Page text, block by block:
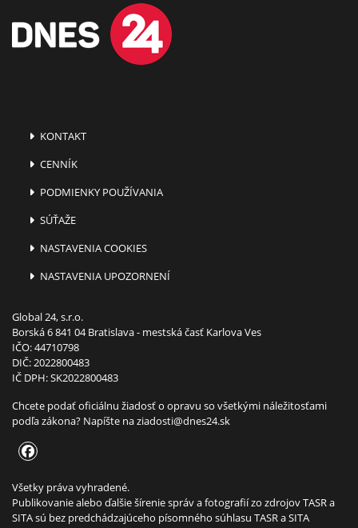
KONTAKT
CENNÍK
PODMIENKY POUŽÍVANIA
SÚŤAŽE
NASTAVENIA COOKIES
NASTAVENIA UPOZORNENÍ
Global 24, s.r.o.
Borská 6 841 04 Bratislava - mestská časť Karlova Ves
IČO: 44710798
DIČ: 2022800483
IČ DPH: SK2022800483
Chcete podať oficiálnu žiadosť o opravu so všetkými náležitosťami
podľa zákona? Napíšte naziadosti@dnes24.sk
Všetky práva vyhradené.
Publikovanie alebo ďalšie šírenie správ a fotografií zo zdrojov TASR a
SITA sú bez predchádzajúceho písomného súhlasu TASR a SITA